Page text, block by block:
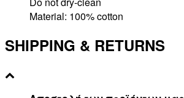
Material: 100% cotton
SHIPPING & RETURNS